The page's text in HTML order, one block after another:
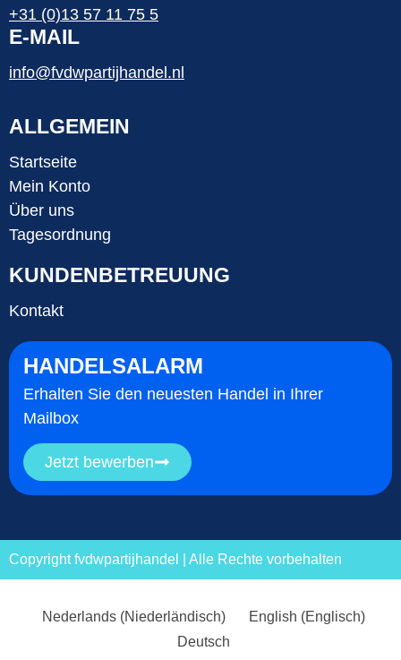
+31 (0)13 57 11 75 5
E-MAIL
info@fvdwpartijhandel.nl
ALLGEMEIN
Startseite
Mein Konto
Über uns
Tagesordnung
KUNDENBETREUUNG
Kontakt
HANDELSALARM
Erhalten Sie den neuesten Handel in Ihrer
Mailbox
Jetzt bewerben
Copyright fvdwpartijhandel | Alle Rechte vorbehalten
Nederlands(Niederländisch) English (Englisch)
Deutsch